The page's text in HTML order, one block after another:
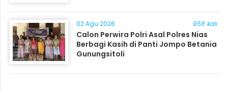
02 Agu 2026 958 kali
Calon Perwira Polri Asal Polres Nias
Berbagi Kasih di Panti Jompo Betania
Gunungsitoli